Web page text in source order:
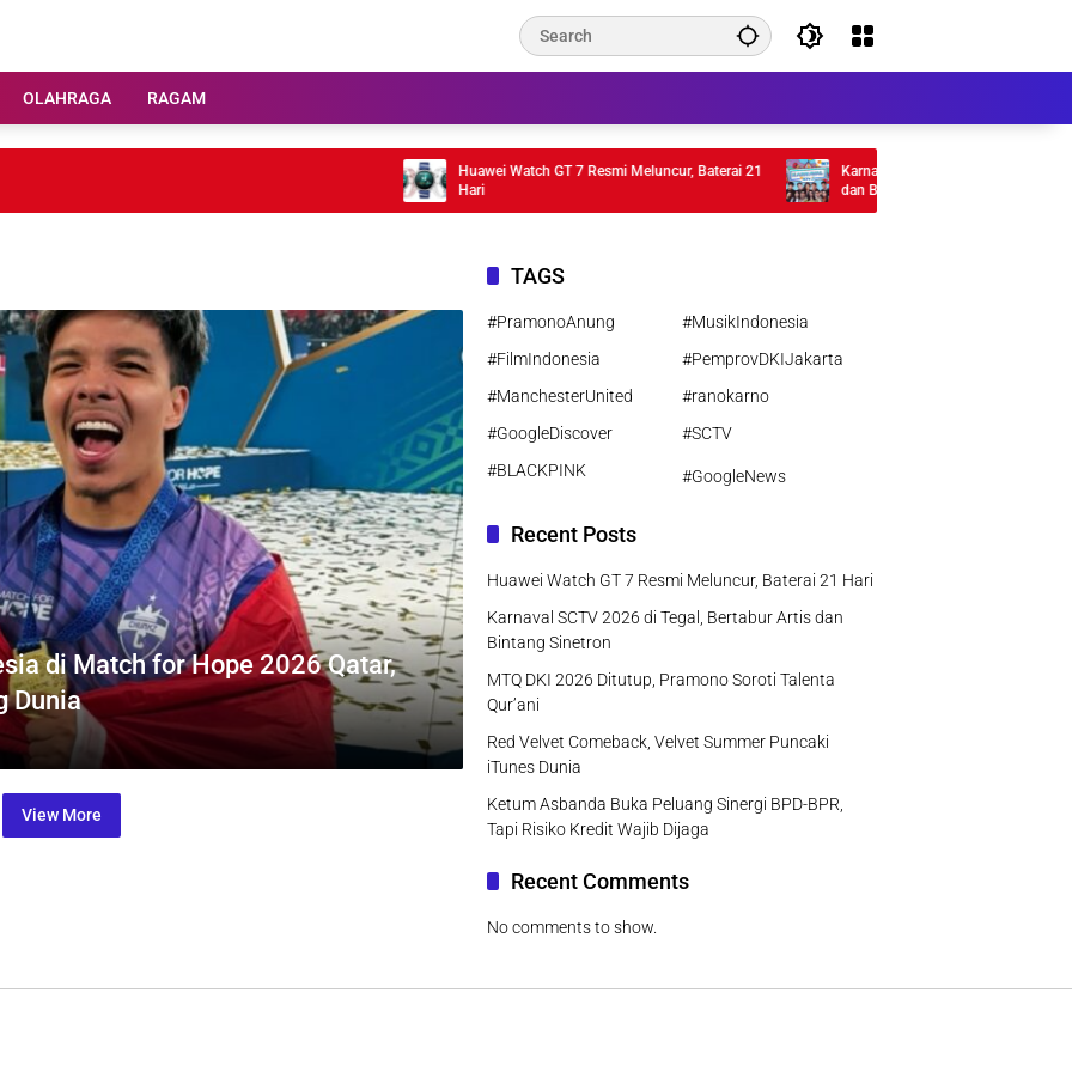
OLAHRAGA RAGAM
Huawei Watch GT 7 Resmi Meluncur, Baterai 21
Hari
Karnaval SCTV 2026 di Tegal, Bertabur
dan Bintang Sinetron
di Match for Hope 2026 Qatar,
Dunia
View More
TAGS
#PramonoAnung
#MusikIndonesia
#FilmIndonesia
#PemprovDKIJakarta
#ManchesterUnited
#ranokarno
#GoogleDiscover
#SCTV
#BLACKPINK
#GoogleNews
Recent Posts
Huawei Watch GT 7 Resmi Meluncur, Baterai 21 Hari
Karnaval SCTV 2026 di Tegal, Bertabur Artis dan
Bintang Sinetron
MTQ DKI 2026 Ditutup, Pramono Soroti Talenta
Qur’ani
Red Velvet Comeback, Velvet Summer Puncaki
iTunes Dunia
Ketum Asbanda Buka Peluang Sinergi BPD-BPR,
Tapi Risiko Kredit Wajib Dijaga
Recent Comments
No comments to show.